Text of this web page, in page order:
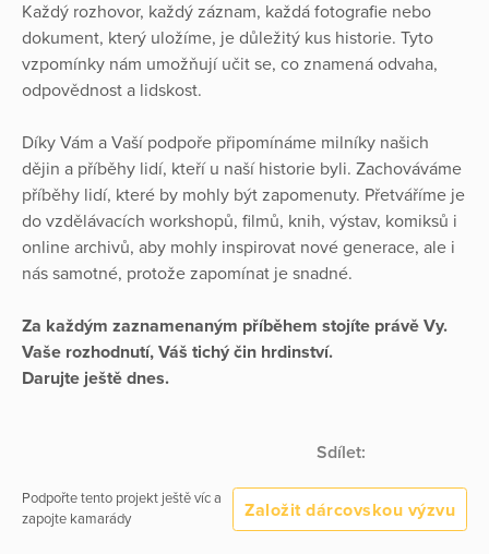
Každý rozhovor, každý záznam, každá fotografie nebo
dokument, který uložíme, je důležitý kus historie. Tyto
vzpomínky nám umožňují učit se, co znamená odvaha,
odpovědnost a lidskost.
Díky Vám a Vaší podpoře připomínáme milníky našich
dějin a příběhy lidí, kteří u naší historie byli. Zachováváme
příběhy lidí, které by mohly být zapomenuty. Přetváříme je
do vzdělávacích workshopů, filmů, knih, výstav, komiksů i
online archivů, aby mohly inspirovat nové generace, ale i
nás samotné, protože zapomínat je snadné.
Za každým zaznamenaným příběhem stojíte právě Vy.
Vaše rozhodnutí, Váš tichý čin hrdinství.
Darujte ještě dnes.
Sdílet:
Podpořte tento projekt ještě víc a
zapojte kamarády
Založit dárcovskou výzvu